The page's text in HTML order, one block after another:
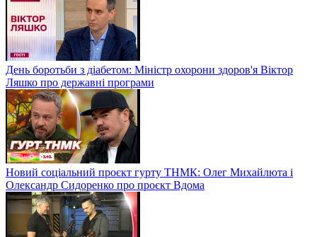
День боротьби з діабетом: Міністр охорони здоров'я Віктор
Ляшко про державні програми
Новий соціальний проєкт гурту ТНМК: Олег Михайлюта і
Олександр Сидоренко про проєкт Вдома